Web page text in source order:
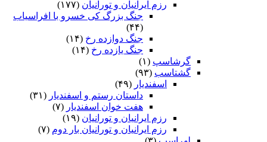
رزم ایرانیان و تورانیان (۱۷۷)
جنگ بزرگ کی خسرو با افراسیاب
(۴۴)
جنگ دوازده رخ (۱۴)
جنگ یازده رخ (۱۴)
گرشاسپ (۱)
گشتاسب (۹۳)
اسفندیار (۴۹)
داستان رستم و اسفندیار (۳۱)
هفت خوان اسفندیار (۷)
رزم ایرانیان و تورانیان (۱۹)
رزم ایرانیان و تورانیان بار دوم (۷)